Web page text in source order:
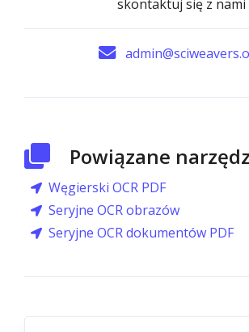
skontaktuj się z nami
Powiązane
Węgierski OCR PDF
Seryjne OCR obrazów
Seryjne OCR dokumentów PDF